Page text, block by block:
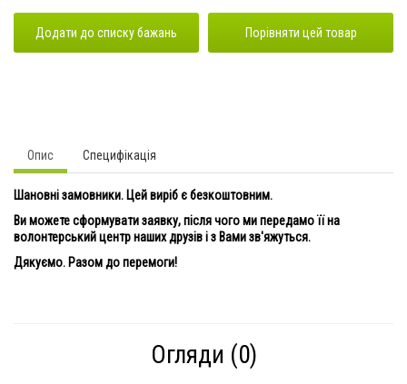
Додати до списку бажань Порівняти цей товар
Опис Специфікація
Шановні замовники. Цей виріб є безкоштовним.
Ви можете сформувати заявку, після чого ми передамо її на
волонтерський центр наших друзів і з Вами зв'яжуться.
Дякуємо. Разом до перемоги!
Огляди (0)